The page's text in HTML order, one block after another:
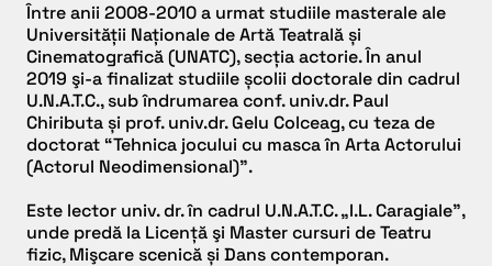
Între anii 2008-2010 a urmat studiile masterale ale
Universității Naționale de Artă Teatrală și
Cinematografică (UNATC), secția actorie. În anul
2019 şi-a finalizat studiile școlii doctorale din cadrul
U.N.A.T.C., sub îndrumarea conf. univ.dr. Paul
Chiributa și prof. univ.dr. Gelu Colceag, cu teza de
doctorat “Tehnica jocului cu masca în Arta Actorului
(Actorul Neodimensional)”.
Este lector univ. dr. în cadrul U.N.A.T.C. „I.L. Caragiale”,
unde predă la Licență şi Master cursuri de Teatru
fizic, Mişcare scenică și Dans contemporan.